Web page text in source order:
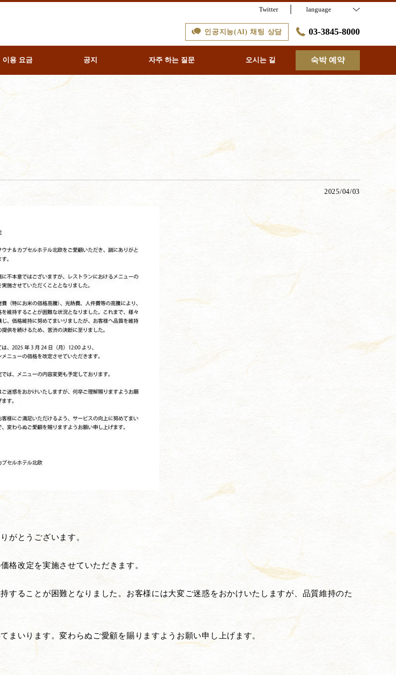
Twitter language
인공지능(AI) 채팅 상담 03-3845-8000
이용 요금 공지 자주 하는 질문 오시는 길 숙박 예약
2025/04/03
がとうございます。
格改定を実施させていただきます。
することが困難となりました。お客様には大変ご迷惑をおかけいたしますが、品質維持のた
いります。変わらぬご愛顧を賜りますようお願い申し上げます。